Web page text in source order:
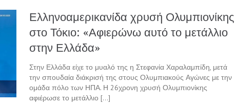
Ελληνοαμερικανίδα χρυσή Ολυμπιονίκης
στο Τόκιο: «Αφιερώνω αυτό το μετάλλιο
στην Ελλάδα»
Στην Ελλάδα είχε το μυαλό της η Στεφανία Χαραλαμπίδη, μετά
την σπουδαία διάκρισή της στους Ολυμπιακούς Αγώνες με την
ομάδα πόλο των ΗΠΑ. Η 26χρονη χρυσή Ολυμπιονίκης
αφιέρωσε το μετάλλιο […]